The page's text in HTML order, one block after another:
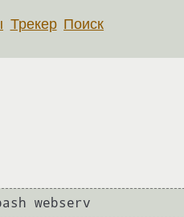
Трекер Поиск
webserv